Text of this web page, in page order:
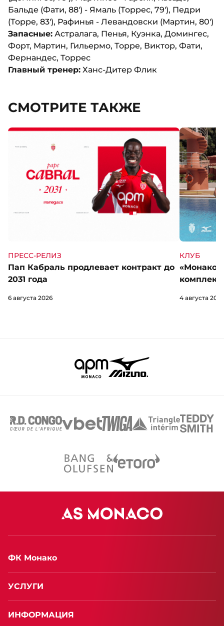
Бальде (Фати, 88') - Ямаль (Торрес, 79'), Педри
(Торре, 83'), Рафинья - Левандовски (Мартин, 80')
Запасные: Астралага, Пенья, Куэнка, Домингес,
Форт, Мартин, Гильермо, Торре, Виктор, Фати,
Фернандес, Торрес
Главный тренер: Ханс-Дитер Флик
СМОТРИТЕ ТАКЖЕ
ПРЕСС-РЕЛИЗ
Пап Кабраль продлевает контракт до
2031 года
6 августа 2026
КЛУБ
«Монако»
4 августа 2026
ФК Монако
УСЛУГИ
ИНФОРМАЦИЯ